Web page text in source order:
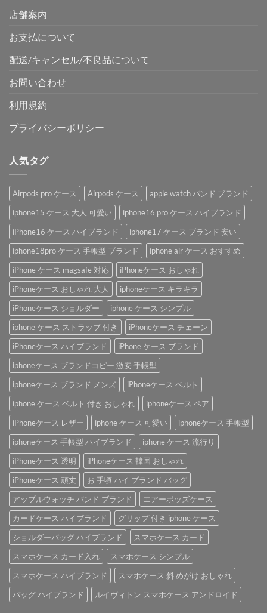
店舗案内
お支払について
配送/キャンセル/不良品について
お問い合わせ
利用規約
プライバシーポリシー
人気タグ
Airpods pro ケース Airpods ケース
apple watch バンド ブランド
iphone15 ケース 大人 可愛い
iphone16 pro ケース ハイブランド
iPhone16 ケース ハイブランド
iphone17 ケース ブランド 安い
iphone18pro ケース 手帳型 ブランド
iphone air ケース おすすめ
iPhone ケース magsafe 対応
iPhoneケース おしゃれ
iPhoneケース おしゃれ 大人
iphoneケース キラキラ
iPhoneケース ショルダー
iphone ケース シンプル
iphone ケース ストラップ 付き
iPhoneケース チェーン
iPhoneケース ハイブランド
iPhone ケース ブランド
iphoneケース ブランドコピー 激安 手帳型
iphoneケース ブランド メンズ
iPhoneケース ベルト
iphone ケース ベルト 付き おしゃれ
iphoneケース ペア
iPhoneケース レザー
iphone ケース 可愛い
iphoneケース 手帳型
iphoneケース 手帳型 ハイブランド
iphone ケース 流行り
iPhoneケース 透明
iPhoneケース 韓国 おしゃれ
iPhoneケース 頑丈
お 手頃 ハイ ブランド バッグ
アップルウォッチ バンド ブランド
エアーポッズケース
カードケース ハイブランド
グリップ 付き iphone ケース
ショルダーバッグ ハイブランド
スマホケース カード
スマホケース カード入れ
スマホケース シンプル
スマホケース ハイブランド
スマホケース 斜 めがけ おしゃれ
バッグ ハイブランド
ルイヴィトン スマホケース アンドロイド